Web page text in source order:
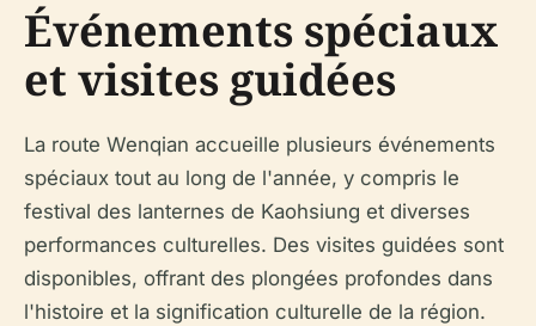
Événements spéciaux
et visites guidées
La route Wenqian accueille plusieurs événements
spéciaux tout au long de l'année, y compris le
festival des lanternes de Kaohsiung et diverses
performances culturelles. Des visites guidées sont
disponibles, offrant des plongées profondes dans
l'histoire et la signification culturelle de la région.